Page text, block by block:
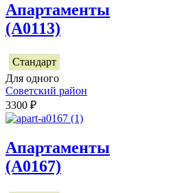
Апартаменты
(А0113)
Стандарт
Для одного
Советский район
3300 ₽
Апартаменты
(А0167)